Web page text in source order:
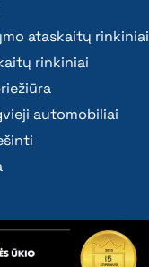
ataskaitų rinkiniai
rinkiniai
automobiliai